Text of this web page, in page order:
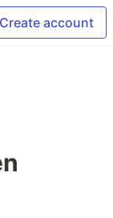
Create account